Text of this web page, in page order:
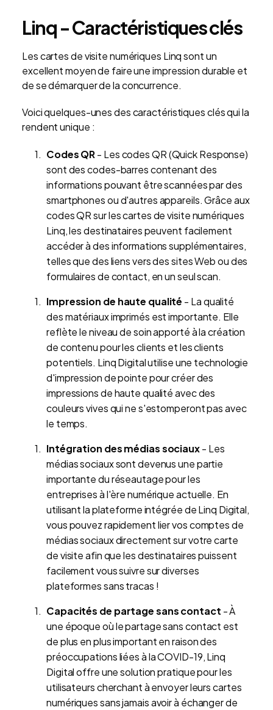
Linq - Caractéristiques clés
Les cartes de visite numériques Linq sont un
excellent moyen de faire une impression durable et
de se démarquer de la concurrence.
Voici quelques-unes des caractéristiques clés qui la
rendent unique :
Codes QR- Les codes QR (Quick Response)
sont des codes-barres contenant des
informations pouvant être scannées par des
smartphones ou d'autres appareils. Grâce aux
codes QR sur les cartes de visite numériques
Linq, les destinataires peuvent facilement
accéder à des informations supplémentaires,
telles que des liens vers des sites Web ou des
formulaires de contact, en un seul scan.
Impression de haute qualité - La qualité
des matériaux imprimés est importante. Elle
reflète le niveau de soin apporté à la création
de contenu pour les clients et les clients
potentiels. Linq Digital utilise une technologie
d'impression de pointe pour créer des
impressions de haute qualité avec des
couleurs vives qui ne s'estomperont pas avec
le temps.
Intégration des médias sociaux- Les
médias sociaux sont devenus une partie
importante du réseautage pour les
entreprises à l'ère numérique actuelle. En
utilisant la plateforme intégrée de Linq Digital,
vous pouvez rapidement lier vos comptes de
médias sociaux directement sur votre carte
de visite afin que les destinataires puissent
facilement vous suivre sur diverses
plateformes sans tracas !
Capacités de partage sans contact - À
une époque où le partage sans contact est
de plus en plus important en raison des
préoccupations liées à la COVID-19, Linq
Digital offre une solution pratique pour les
utilisateurs cherchant à envoyer leurs cartes
numériques sans jamais avoir à échanger de